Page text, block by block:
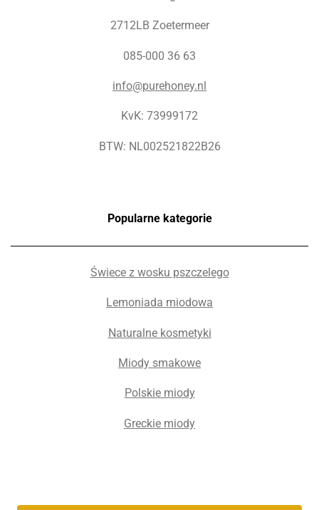
2712LB Zoetermeer
085-000 36 63
info@purehoney.nl
KvK: 73999172
BTW: NL002521822B26
Popularne kategorie
Świece z wosku pszczelego
Lemoniada miodowa
Naturalne kosmetyki
Miody smakowe
Polskie miody
Greckie miody